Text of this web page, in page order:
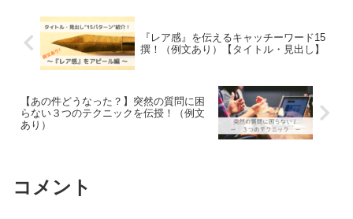
『レア感』を伝えるキャッチーワード15
撰！（例文あり）【タイトル・見出し】
【あの件どうなった？】突然の質問に困
らない３つのテクニックを伝授！（例文
あり）
コメント